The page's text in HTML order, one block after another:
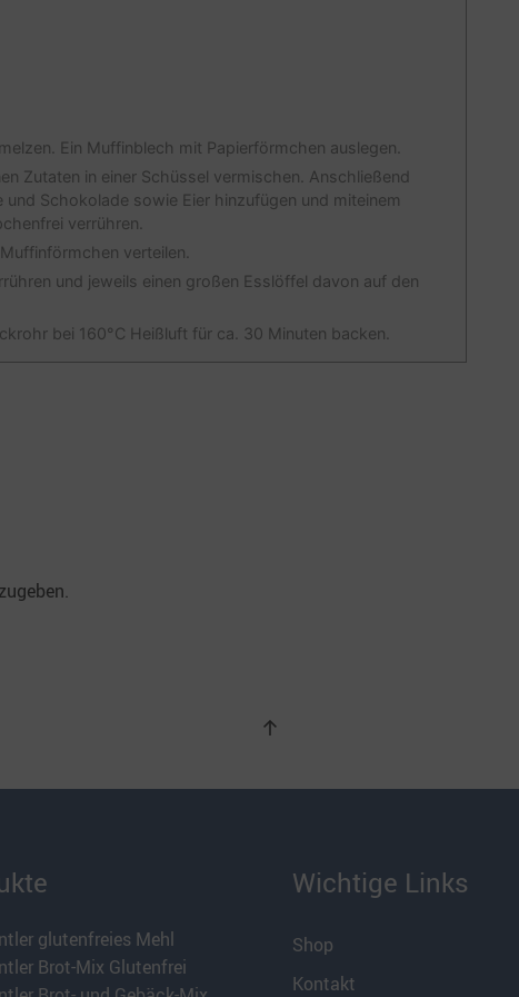
Ein Muffinblech mit Papierförmchen auslegen.
Zutaten in einer Schüssel vermischen. Anschließend
Schokolade sowie Eier hinzufügen und miteinem
verrühren.
verteilen.
und jeweils einen großen Esslöffel davon auf den
bei 160°C Heißluft für ca. 30 Minuten backen.
glutenfreies Mehl
Brot-Mix Glutenfrei
Wichtige Links
Shop
Kontakt